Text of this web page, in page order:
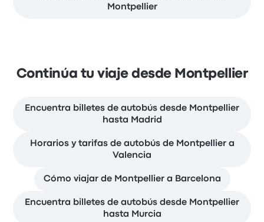
Montpellier
Continúa tu viaje desde Montpellier
Encuentra billetes de autobús desde Montpellier
hasta Madrid
Horarios y tarifas de autobús de Montpellier a
Valencia
Cómo viajar de Montpellier a Barcelona
Encuentra billetes de autobús desde Montpellier
hasta Murcia